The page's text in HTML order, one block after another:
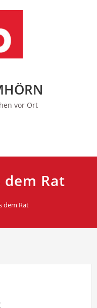
vor Ort
Rat
dem Rat